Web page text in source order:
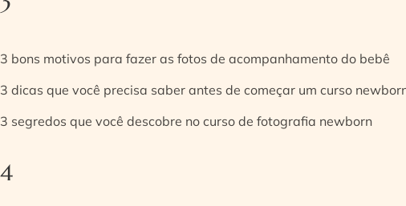
3 bons motivos para fazer as fotos de acompanhamento do bebê
3 dicas que você precisa saber antes de começar um curso
3 segredos que você descobre no curso de fotografia newborn
4